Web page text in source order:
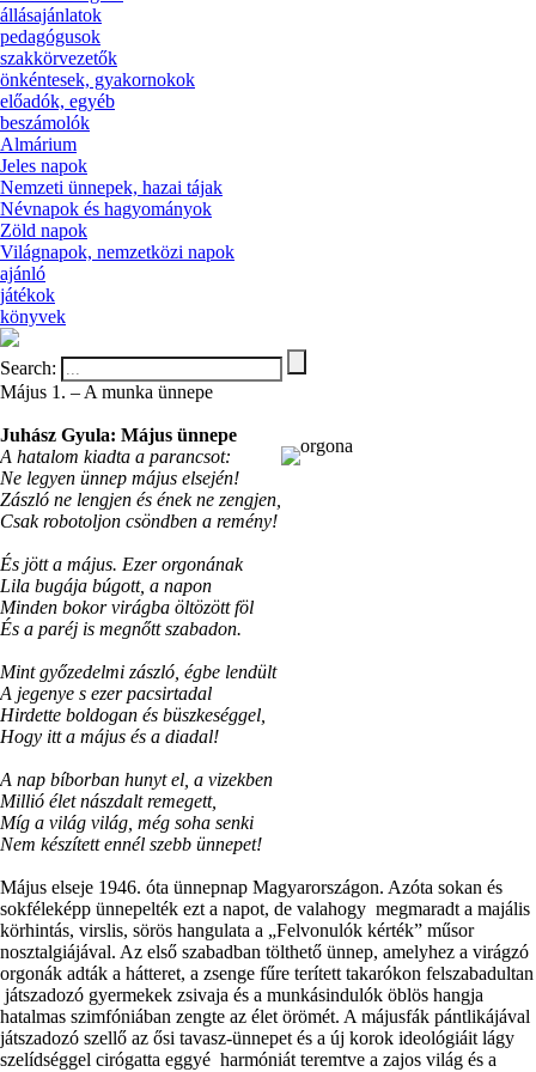
állásajánlatok
pedagógusok
szakkörvezetők
önkéntesek, gyakornokok
előadók, egyéb
beszámolók
Almárium
Jeles napok
Nemzeti ünnepek, hazai tájak
Névnapok és hagyományok
Zöld napok
Világnapok, nemzetközi napok
ajánló
játékok
könyvek
Search:
Május 1. – A munka ünnepe
Juhász Gyula: Május ünnepe
A hatalom kiadta a parancsot:
Ne legyen ünnep május elsején!
Zászló ne lengjen és ének ne zengjen,
Csak robotoljon csöndben a remény!
És jött a május. Ezer orgonának
Lila bugája búgott, a napon
Minden bokor virágba öltözött föl
És a paréj is megnőtt szabadon.
Mint győzedelmi zászló, égbe lendült
A jegenye s ezer pacsirtadal
Hirdette boldogan és büszkeséggel,
Hogy itt a május és a diadal!
A nap bíborban hunyt el, a vizekben
Millió élet nászdalt remegett,
Míg a világ világ, még soha senki
Nem készített ennél szebb ünnepet!
Május elseje 1946. óta ünnepnap Magyarországon. Azóta sokan és
sokféleképp ünnepelték ezt a napot, de valahogy megmaradt a majális
körhintás, virslis, sörös hangulata a „Felvonulók kérték” műsor
nosztalgiájával. Az első szabadban tölthető ünnep, amelyhez a virágzó
orgonák adták a hátteret, a zsenge fűre terített takarókon felszabadultan
játszadozó gyermekek zsivaja és a munkásindulók öblös hangja
hatalmas szimfóniában zengte az élet örömét. A májusfák pántlikájával
játszadozó szellő az ősi tavasz-ünnepet és a új korok ideológiáit lágy
szelídséggel cirógatta eggyé harmóniát teremtve a zajos világ és a